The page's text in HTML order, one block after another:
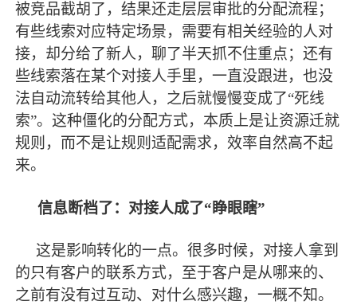
被竞品截胡了，结果还走层层审批的分配流程；
有些线索对应特定场景，需要有相关经验的人对
接，却分给了新人，聊了半天抓不住重点；还有
些线索落在某个对接人手里，一直没跟进，也没
法自动流转给其他人，之后就慢慢变成了“死线
索”。这种僵化的分配方式，本质上是让资源迁就
规则，而不是让规则适配需求，效率自然高不起
来。
信息断档了：对接人成了“睁眼瞎”
这是影响转化的一点。很多时候，对接人拿到
的只有客户的联系方式，至于客户是从哪来的、
之前有没有过互动、对什么感兴趣，一概不知。